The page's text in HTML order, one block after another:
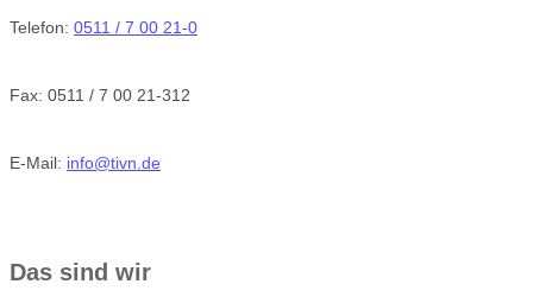
Telefon: 0511 / 7 00 21-0
Fax: 0511 / 7 00 21-312
E-Mail: info@tivn.de
Das sind wir